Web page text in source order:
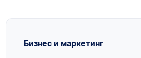
Бизнес и маркетинг